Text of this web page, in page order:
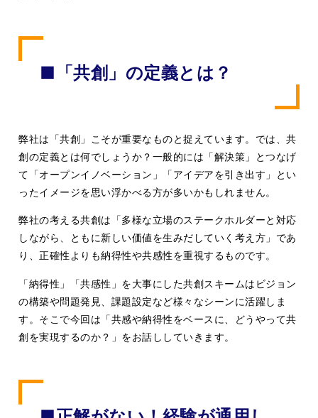
■「共創」の定義とは？
弊社は「共創」こそが重要なものと捉えています。では、共
創の定義とは何でしょうか？一般的には「解決策」とつなげ
て「オープンイノベーション」「アイデアを引き出す」とい
ったイメージを思い浮かべる方が多いかもしれません。
弊社の考える共創は「多様な立場のステークホルダーと対応
しながら、ともに新しい価値を生みだしていく考え方」であ
り、正確性よりも納得性や共感性を重視するものです。
「納得性」「共感性」を大事にした共創スキームはビジョン
の構築や問題発見、課題設定など様々なシーンに活躍しま
す。そこで今回は「共感や納得性をベースに、どうやって共
創を実現するのか？」をお話ししていきます。